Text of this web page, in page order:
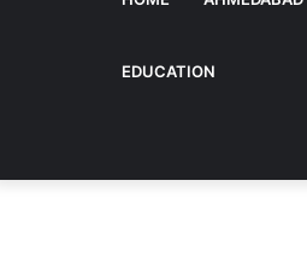
EDUCATION